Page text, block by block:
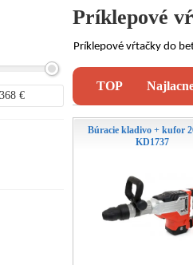
368 €
Príklepové
Príklepové vŕtačky do
TOP
Búracie kladivo + kufor
KD1737